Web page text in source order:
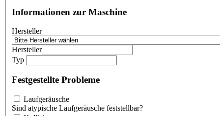
Informationen zur Maschine
Hersteller
Hersteller
Typ
Festgestellte Probleme
Laufgeräusche
Sind atypische Laufgeräusche feststellbar?